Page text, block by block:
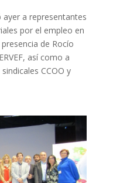
a representantes
por el empleo en
de Rocío
así como a
CCOO y